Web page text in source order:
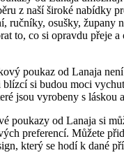
z naší široké nabídky
ručníky, osušky, župany
to, co si opravdu přeje a
poukaz od Lanaja
blízcí si budou moci
jsou vyrobeny s láskou
poukazy od Lanaja si
preferencí. Můžete
který se hodí k dané